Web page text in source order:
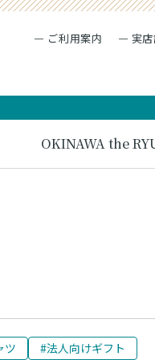
ご利用案内 実
OKINAWA the
ツ #法人向けギフト